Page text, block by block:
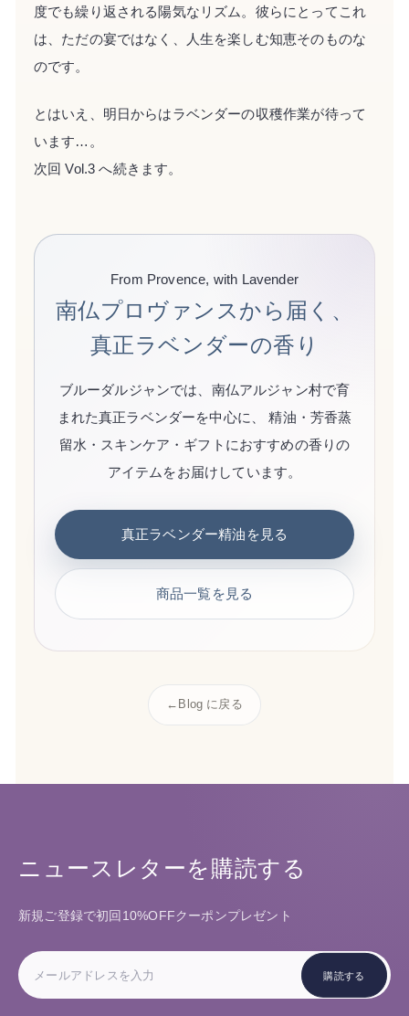
度でも繰り返される陽気なリズム。彼らにとってこれ
は、ただの宴ではなく、人生を楽しむ知恵そのものな
のです。
とはいえ、明日からはラベンダーの収穫作業が待って
います…。
次回 Vol.3 へ続きます。
From Provence, with Lavender
南仏プロヴァンスから届く、
真正ラベンダーの香り
ブルーダルジャンでは、南仏アルジャン村で育
まれた真正ラベンダーを中心に、 精油・芳香蒸
留水・スキンケア・ギフトにおすすめの香りの
アイテムをお届けしています。
真正ラベンダー精油を見る
商品一覧を見る
← Blog に戻る
ニュースレターを購読する
新規ご登録で初回10%OFFクーポンプレゼント
メ
ー
ル
ア
購読する